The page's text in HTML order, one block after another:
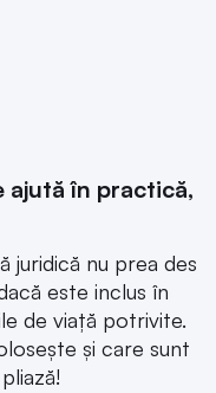
în practică,
juridică nu prea des
este inclus în
de viață potrivite.
și care sunt